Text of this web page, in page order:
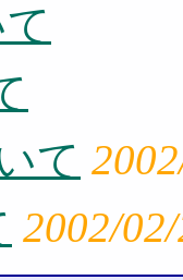
て
2002/